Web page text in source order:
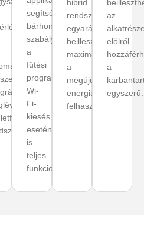
segítségével
bárhonnan
szabályozható
a
fűtési
program;
Wi-
Fi-
kiesés
esetén
is
teljes
funkcionalitás.
hibrid
rendszerekbe
egyaránt
beilleszthető,
maximálva
a
megújuló
energia
felhasználását.
az
elölről
a
egyszerű.